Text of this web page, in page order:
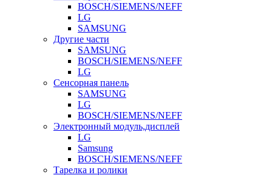
BOSCH/SIEMENS/NEFF
LG
SAMSUNG
Другие части
SAMSUNG
BOSCH/SIEMENS/NEFF
LG
Сенсорная панель
SAMSUNG
LG
BOSCH/SIEMENS/NEFF
Электронный модуль,дисплей
LG
Samsung
BOSCH/SIEMENS/NEFF
Тарелка и ролики